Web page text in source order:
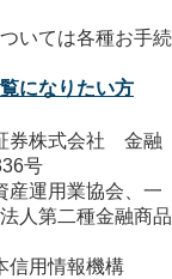
になりたい方
券株式会社 金融
号
産運用業協会、一
人第二種金融商品
信用情報機構